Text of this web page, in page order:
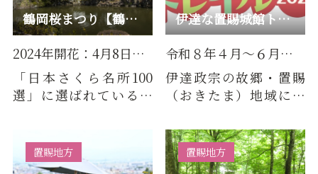
鶴岡桜まつり【鶴岡公園】
2024年開花：4月8日（月）
「日本さくら名所100
選」に選ばれている鶴
トのひと…
伊達な置賜城館トレイル2026
令和８年４月～６月（コースに…
伊達政宗の故郷・置賜
（おきたま）地域に残
四十八館(だてなおきた
ましじ…
置賜地方 置賜地方